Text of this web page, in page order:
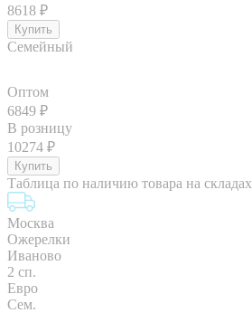
8618 ₽
Семейный
Оптом
6849 ₽
В розницу
10274 ₽
Таблица по наличию товара на складах
Москва
Ожерелки
Иваново
2 сп.
Евро
Сем.